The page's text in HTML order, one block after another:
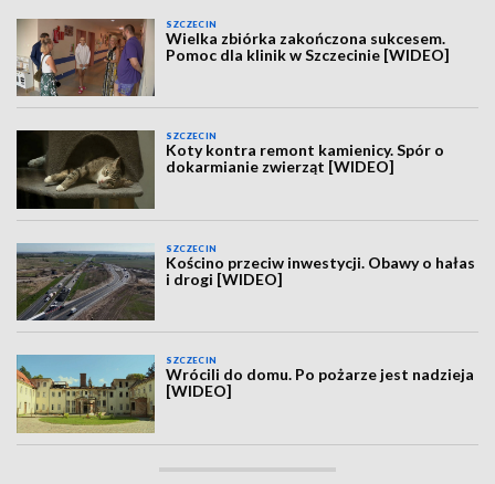
SZCZECIN
Wielka zbiórka zakończona sukcesem.
Pomoc dla klinik w Szczecinie [WIDEO]
SZCZECIN
Koty kontra remont kamienicy. Spór o
dokarmianie zwierząt [WIDEO]
SZCZECIN
Kościno przeciw inwestycji. Obawy o hałas
i drogi [WIDEO]
SZCZECIN
Wrócili do domu. Po pożarze jest nadzieja
[WIDEO]